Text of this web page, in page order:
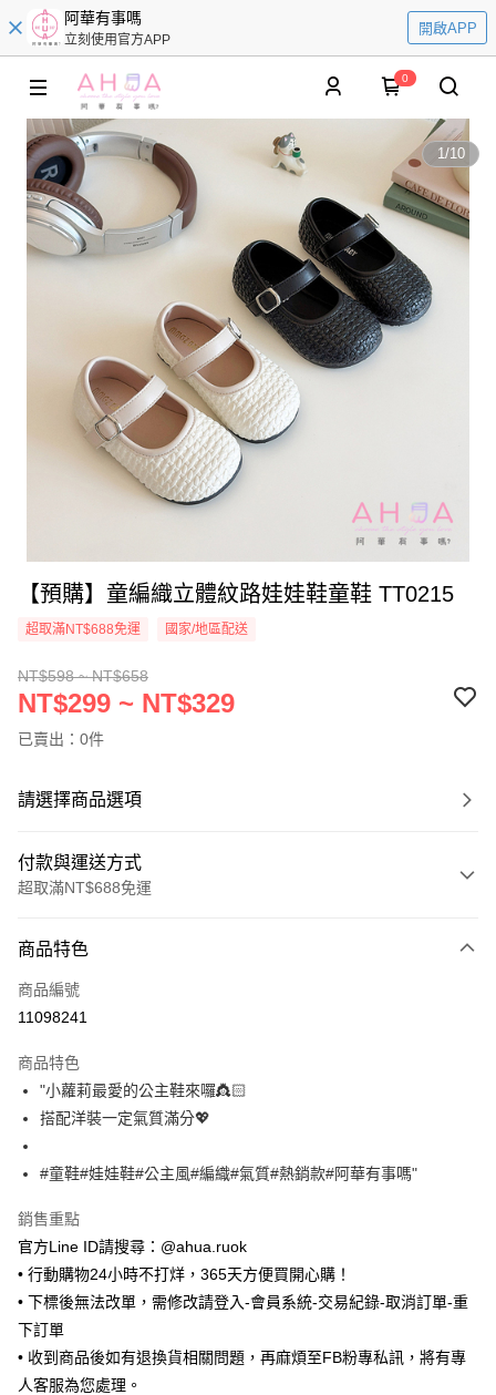
阿華有事嗎
立刻使用官方APP
開啟APP
0
1/10
【預購】童編織立體紋路娃娃鞋童鞋 TT0215
超取滿NT$688免運 國家/地區配送
NT$598 ~ NT$658
NT$299 ~ NT$329
已賣出：0件
請選擇商品選項
付款與運送方式
超取滿NT$688免運
信用卡一次付款
超商取貨付款
Apple Pay
街口支付
悠遊付
Google Pay
ATM付款
運送方式
全家取貨付款
每筆NT$65，滿NT$688(含以上)免運費
商品特色
商品編號
11098241
商品特色
"小蘿莉最愛的公主鞋來囉👸🏻
搭配洋裝一定氣質滿分💖
#童鞋#娃娃鞋#公主風#編織#氣質#熱銷款#阿華有事嗎"
銷售重點
官方Line ID請搜尋：@ahua.ruok
• 行動購物24小時不打烊，365天方便買開心購！
• 下標後無法改單，需修改請登入-會員系統-交易紀錄-取消訂單-重
下訂單
• 收到商品後如有退換貨相關問題，再麻煩至FB粉專私訊，將有專
人客服為您處理。